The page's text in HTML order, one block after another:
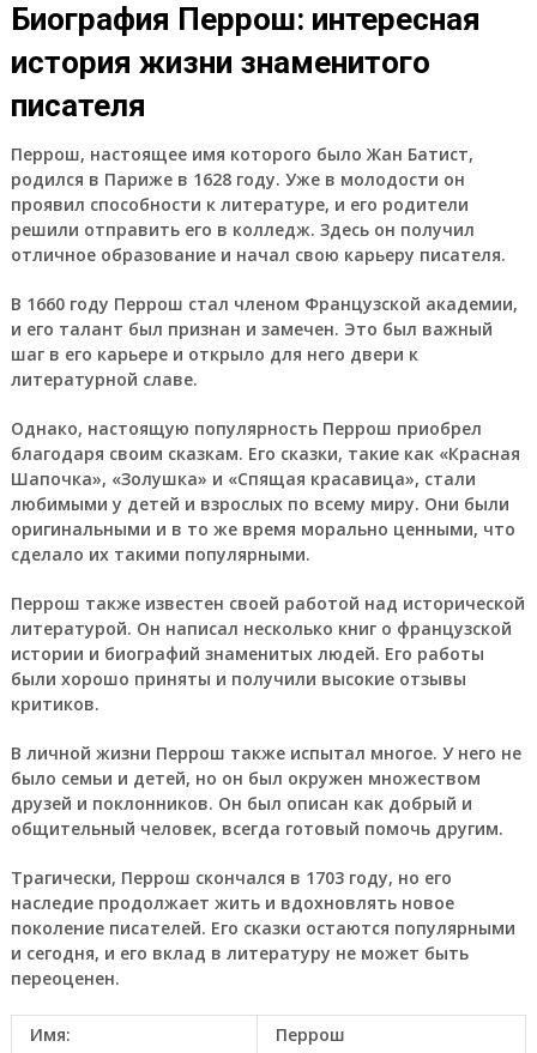
Биография Перрош: интересная
история жизни знаменитого
писателя
Перрош, настоящее имя которого было Жан Батист,
родился в Париже в 1628 году. Уже в молодости он
проявил способности к литературе, и его родители
решили отправить его в колледж. Здесь он получил
отличное образование и начал свою карьеру писателя.
В 1660 году Перрош стал членом Французской академии,
и его талант был признан и замечен. Это был важный
шаг в его карьере и открыло для него двери к
литературной славе.
Однако, настоящую популярность Перрош приобрел
благодаря своим сказкам. Его сказки, такие как «Красная
Шапочка», «Золушка» и «Спящая красавица», стали
любимыми у детей и взрослых по всему миру. Они были
оригинальными и в то же время морально ценными, что
сделало их такими популярными.
Перрош также известен своей работой над исторической
литературой. Он написал несколько книг о французской
истории и биографий знаменитых людей. Его работы
были хорошо приняты и получили высокие отзывы
критиков.
В личной жизни Перрош также испытал многое. У него не
было семьи и детей, но он был окружен множеством
друзей и поклонников. Он был описан как добрый и
общительный человек, всегда готовый помочь другим.
Трагически, Перрош скончался в 1703 году, но его
наследие продолжает жить и вдохновлять новое
поколение писателей. Его сказки остаются популярными
и сегодня, и его вклад в литературу не может быть
переоценен.
Имя: Перрош